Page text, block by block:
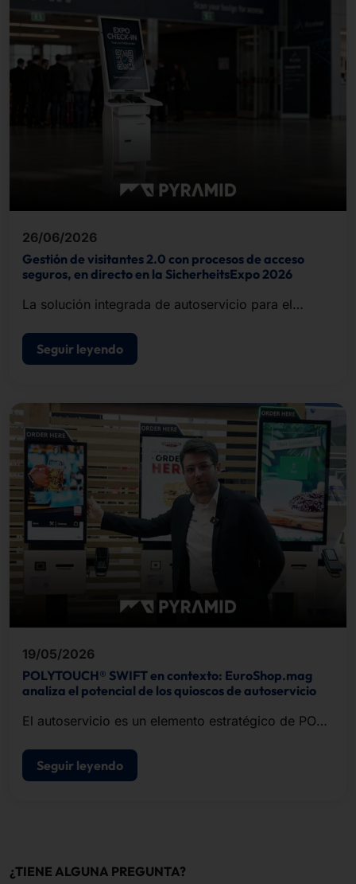
26/06/2026
Gestión de visitantes 2.0 con procesos de acceso
seguros, en directo en la SicherheitsExpo 2026
La solución integrada de autoservicio para el
acreditaciones y el control de acceso.
Seguir leyendo
19/05/2026
POLYTOUCH® SWIFT en contexto: EuroShop.mag
analiza el potencial de los quioscos de autoservicio
El autoservicio es un elemento estratégico de POS
Seguir leyendo
¿TIENE ALGUNA PREGUNTA?